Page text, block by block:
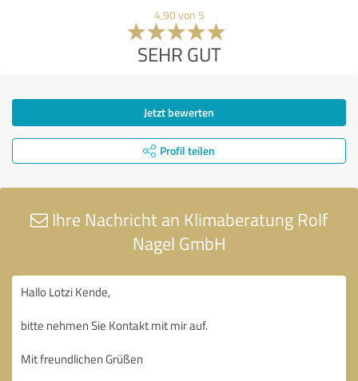
4,90 von 5
SEHR GUT
Jetzt bewerten
Profil teilen
Ihre Nachricht an Klimaberatung Rolf
Nagel GmbH